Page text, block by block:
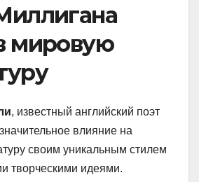
мировую
, известный английский поэт
влияние на
своим уникальным стилем
творческими идеями.